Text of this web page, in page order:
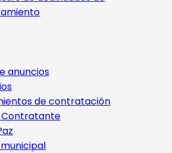
anuncios
de contratación
Contratante